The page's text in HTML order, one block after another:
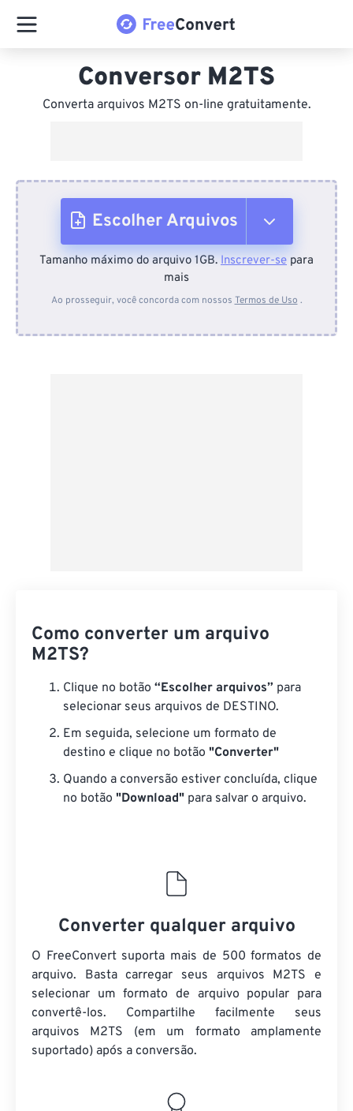
Conversor M2TS
Converta arquivos M2TS on-line gratuitamente.
Escolher Arquivos
Do dispositivo
Tamanho máximo do arquivo 1GB. Inscrever-se para
mais
Ao prosseguir, você concorda com nossos Termos de Uso .
Como converter um arquivo
M2TS?
Clique no botão “Escolher arquivos” para
selecionar seus arquivos de DESTINO.
Em seguida, selecione um formato de
destino e clique no botão "Converter"
Quando a conversão estiver concluída, clique
no botão "Download" para salvar o arquivo.
Converter qualquer arquivo
O FreeConvert suporta mais de 500 formatos de
arquivo. Basta carregar seus arquivos M2TS e
selecionar um formato de arquivo popular para
convertê-los. Compartilhe facilmente seus
arquivos M2TS (em um formato amplamente
suportado) após a conversão.